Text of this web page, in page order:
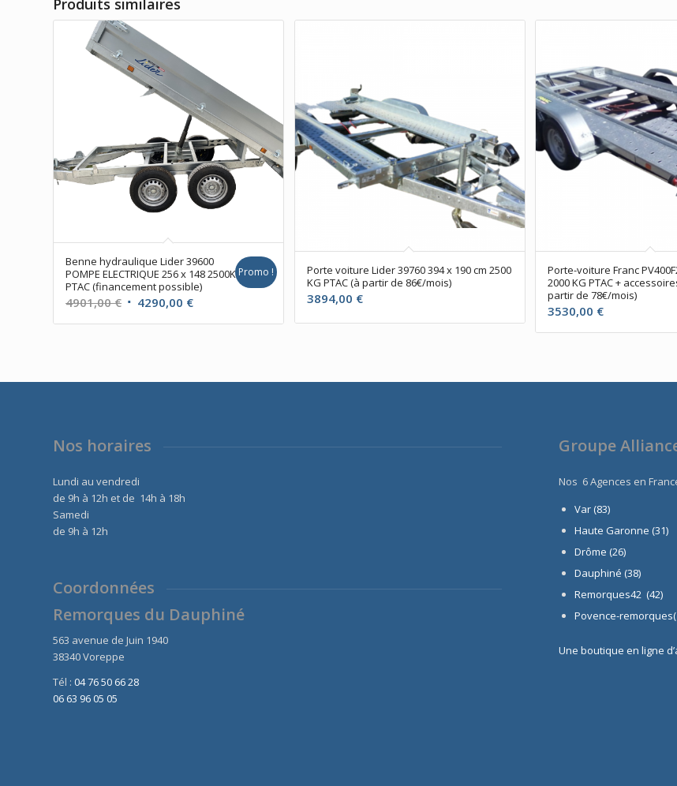
Produits similaires
Benne hydraulique Lider 39600
POMPE ELECTRIQUE 256 x 148 2500KG
PTAC (financement possible)
4901,00€ Le
prix
4290,00 €Le
prix
Promo !
Porte voiture Lider 39760 394 x 190 cm 2500
KG PTAC (à partir de 86€/mois)
3894,00 €
Porte-voiture Franc
2000 KG PTAC +
partir de 78€/mois)
3530,00 €
Nos horaires
Lundi au vendredi
de 9h à 12h et de 14h à 18h
Samedi
de 9h à 12h
Coordonnées
Remorques du Dauphiné
563 avenue de Juin 1940
38340 Voreppe
Tél : 04 76 50 66 28
06 63 96 05 05
Groupe
Nos 6 Agences en
Var (83)
Haute Garonne (31)
Drôme (26)
Dauphiné (38)
Remorques42 (42)
Povence-
Une boutique en ligne